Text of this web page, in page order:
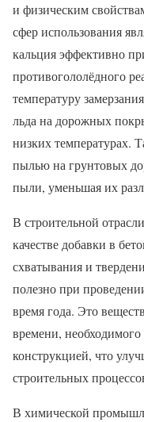
и физическим
сфер использования
кальция эффективно
противогололёдного
температуру
льда на дорожных
низких температурах.
пылью на грунтовых
пыли, уменьшая их
В строительной
качестве добавки в
схватывания и
полезно при
время года. Это
времени,
конструкцией, что
строительных
В химической